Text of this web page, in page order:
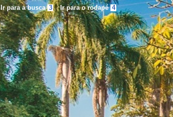
Ir para a busca 3 Ir para o rodapé 4